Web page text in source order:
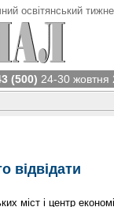
освітянський
(500) 24-30 жовтня
відвідати
міст і центр